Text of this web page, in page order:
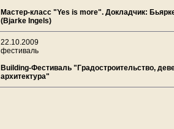
Мастер-класс "Yes is more". Докладчик:
(Bjarke Ingels)
22.10.2009
фестиваль
Building-Фестиваль "Градостроительство,
архитектура"